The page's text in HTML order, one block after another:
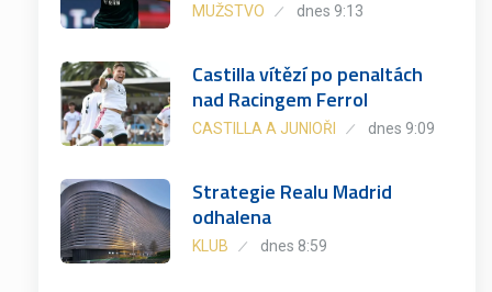
MUŽSTVO dnes 9:13
Castilla vítězí po penaltách
nad Racingem Ferrol
CASTILLA A JUNIOŘI dnes 9:09
Strategie Realu Madrid
odhalena
KLUB dnes 8:59